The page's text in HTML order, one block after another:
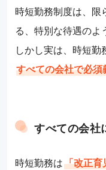
時短勤務制度は、限
る、特別な待遇のよ
しかし実は、時短勤
すべての会社で必須
すべての会社
時短勤務は「改正育